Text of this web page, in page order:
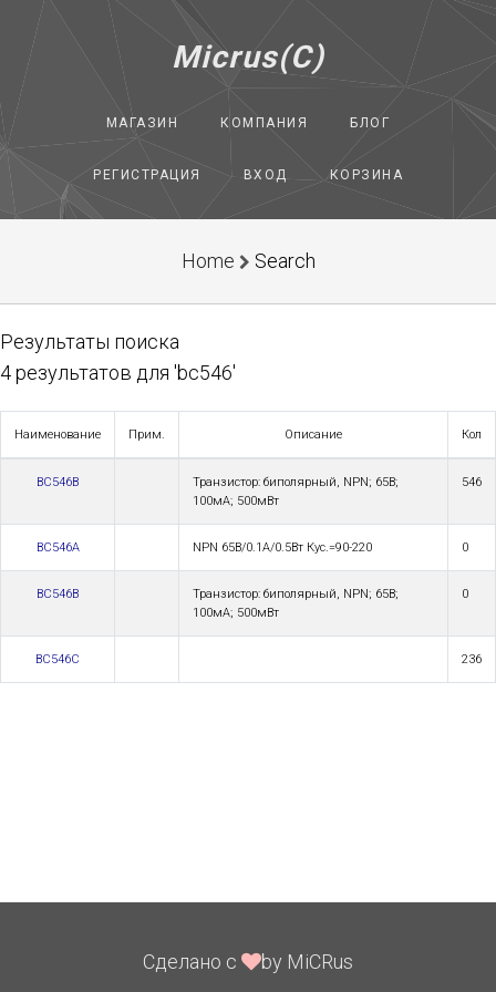
Micrus(C)
МАГАЗИН КОМПАНИЯ БЛОГ
РЕГИСТРАЦИЯ ВХОД КОРЗИНА
Home Search
Результаты поиска
4 результатов для 'bc546'
Наименование Прим. Описание Кол
BC546B
Транзистор: биполярный, NPN; 65В;
100мА; 500мВт
546
BC546A NPN 65В/0.1А/0.5Вт Кус.=90-220 0
BC546B
Транзистор: биполярный, NPN; 65В;
100мА; 500мВт
0
BC546C 236
Сделано с by MiCRus